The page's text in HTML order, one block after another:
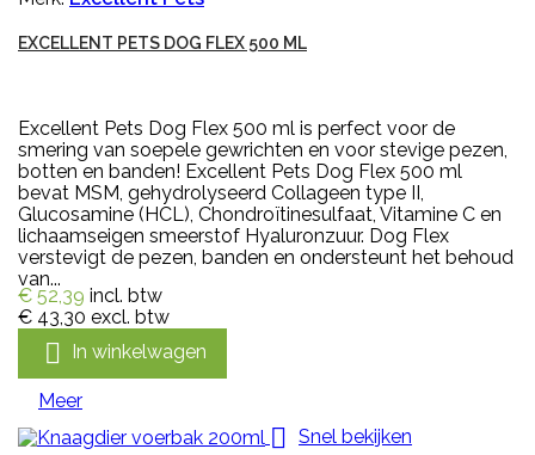
EXCELLENT PETS DOG FLEX 500 ML
Excellent Pets Dog Flex 500 ml is perfect voor de
smering van soepele gewrichten en voor stevige pezen,
botten en banden! Excellent Pets Dog Flex 500 ml
bevat MSM, gehydrolyseerd Collageen type II,
Glucosamine (HCL), Chondroïtinesulfaat, Vitamine C en
lichaamseigen smeerstof Hyaluronzuur. Dog Flex
verstevigt de pezen, banden en ondersteunt het behoud
van...
€ 52,39 incl. btw
€ 43,30 excl. btw
 In winkelwagen
Meer
 Snel bekijken